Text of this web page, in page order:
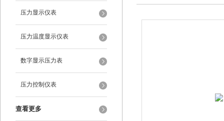
压力显示仪表
压力温度显示仪表
数字显示压力表
压力控制仪表
查看更多